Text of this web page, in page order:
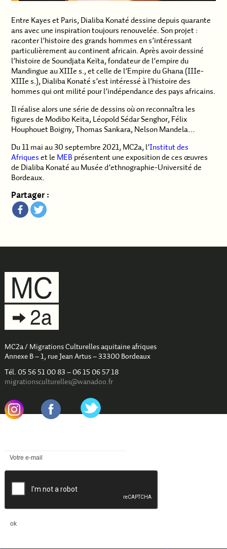
Entre Kayes et Paris, Dialiba Konaté dessine depuis quarante
ans avec une inspiration toujours renouvelée. Son projet :
raconter l’histoire des grands hommes en s’intéressant
particulièrement au continent africain. Après avoir dessiné
l’histoire de Soundjata Keïta, fondateur de l’empire du
Mandingue au XIIIe s., et celle de l’Empire du Ghana (IIIe-
XIIIe s.), Dialiba Konaté s’est intéressé à l’histoire des
hommes qui ont milité pour l’indépendance des pays africains.
Il réalise alors une série de dessins où on reconnaîtra les
figures de Modibo Keïta, Léopold Sédar Senghor, Félix
Houphouet Boigny, Thomas Sankara, Nelson Mandela…
Du 11 mai au 30 septembre 2021, MC2a, l’Institut des
Afriques et le MEB présentent une exposition de ces œuvres
de Dialiba Konaté au Musée d’ethnographie-Université de
Bordeaux.
Partager :
MC2a / Migrations Culturelles aquitaine afriques
Annexe B – 1, rue Jean Artus – 33300 Bordeaux
Tél. 05 56 51 00 83 – 06 15 06 57 18
migrationsculturelles@wanadoo.fr
ok